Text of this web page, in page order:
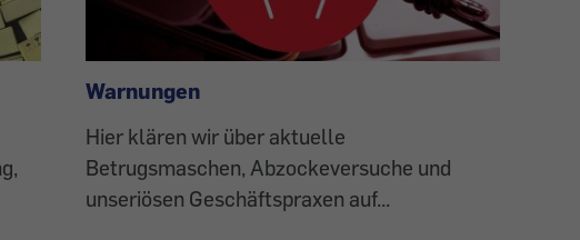
Warnungen
Hier klären wir über aktuelle
Betrugsmaschen, Abzockeversuche und
unseriösen Geschäftspraxen auf...